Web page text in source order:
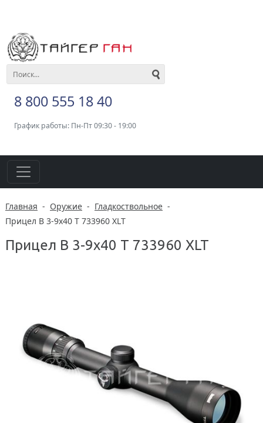
8 800 555 18 40
График работы: Пн-Пт 09:30 - 19:00
Главная - Оружие - Гладкоствольное -
Прицел B 3-9x40 T 733960 XLT
Прицел B 3-9x40 T 733960 XLT